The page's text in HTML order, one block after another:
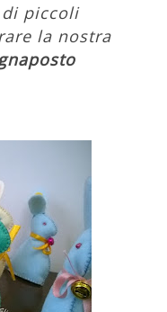
piccoli
la nostra